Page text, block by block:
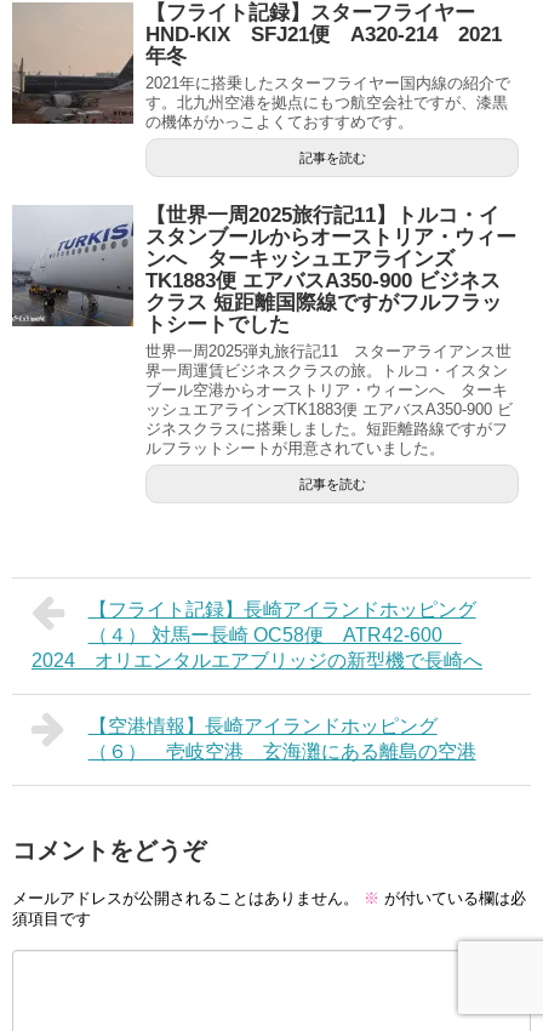
【フライト記録】スターフライヤー
HND-KIX SFJ21便 A320-214 2021
年冬
2021年に搭乗したスターフライヤー国内線の紹介で
す。北九州空港を拠点にもつ航空会社ですが、漆黒
の機体がかっこよくておすすめです。
記事を読む
【世界一周2025旅行記11】トルコ・イ
スタンブールからオーストリア・ウィー
ンへ ターキッシュエアラインズ
TK1883便 エアバスA350-900 ビジネス
クラス 短距離国際線ですがフルフラッ
トシートでした
世界一周2025弾丸旅行記11 スターアライアンス世
界一周運賃ビジネスクラスの旅。トルコ・イスタン
ブール空港からオーストリア・ウィーンへ ターキ
ッシュエアラインズTK1883便 エアバスA350-900 ビ
ジネスクラスに搭乗しました。短距離路線ですがフ
ルフラットシートが用意されていました。
記事を読む
【フライト記録】長崎アイランドホッピング
（４） 対馬ー長崎 OC58便 ATR42-600
2024 オリエンタルエアブリッジの新型機で長崎へ
【空港情報】長崎アイランドホッピング
（６） 壱岐空港 玄海灘にある離島の空港
コメントをどうぞ
メールアドレスが公開されることはありません。 ※ が付いている欄は必
須項目です